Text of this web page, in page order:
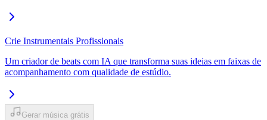
Crie Instrumentais Profissionais
Um criador de beats com IA que transforma suas ideias em faixas de
acompanhamento com qualidade de estúdio.
Gerar música grátis